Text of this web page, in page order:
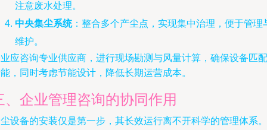
注意废水处理。
中央集尘系统：整合多个产尘点，实现集中治理，便于管理
维护。
应咨询专业供应商，进行现场勘测与风量计算，确保设备匹配
，同时考虑节能设计，降低长期运营成本。
、企业管理咨询的协同作用
设备的安装仅是第一步，其长效运行离不开科学的管理体系。